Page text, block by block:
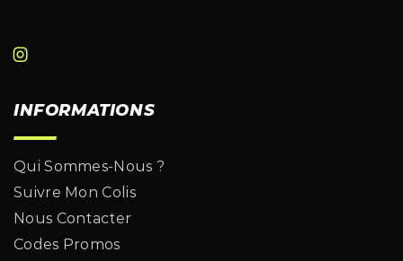
INFORMATIONS
Qui Sommes-Nous ?
Suivre Mon Colis
Nous Contacter
Codes Promos